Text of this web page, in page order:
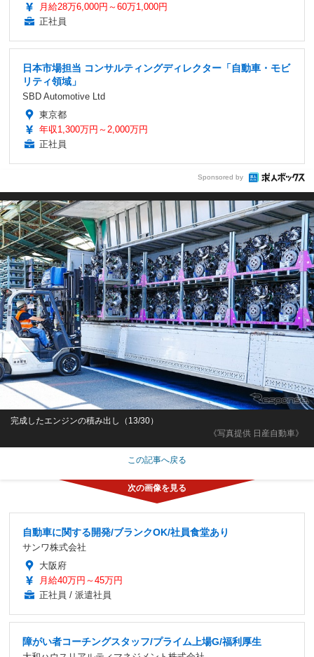
月給28万6,000円～60万1,000円
正社員
日本市場担当 コンサルティングディレクター「自動車・モビ
リティ領域」
SBD Automotive Ltd
東京都
年収1,300万円～2,000万円
正社員
Sponsored by
《写真提供 日産自動車》
完成したエンジンの積み出し（13/30）
この記事へ戻る
自動車に関する開発/ブランクOK/社員食堂あり
サンワ株式会社
大阪府
月給40万円～45万円
正社員 / 派遣社員
障がい者コーチングスタッフ/プライム上場G/福利厚生